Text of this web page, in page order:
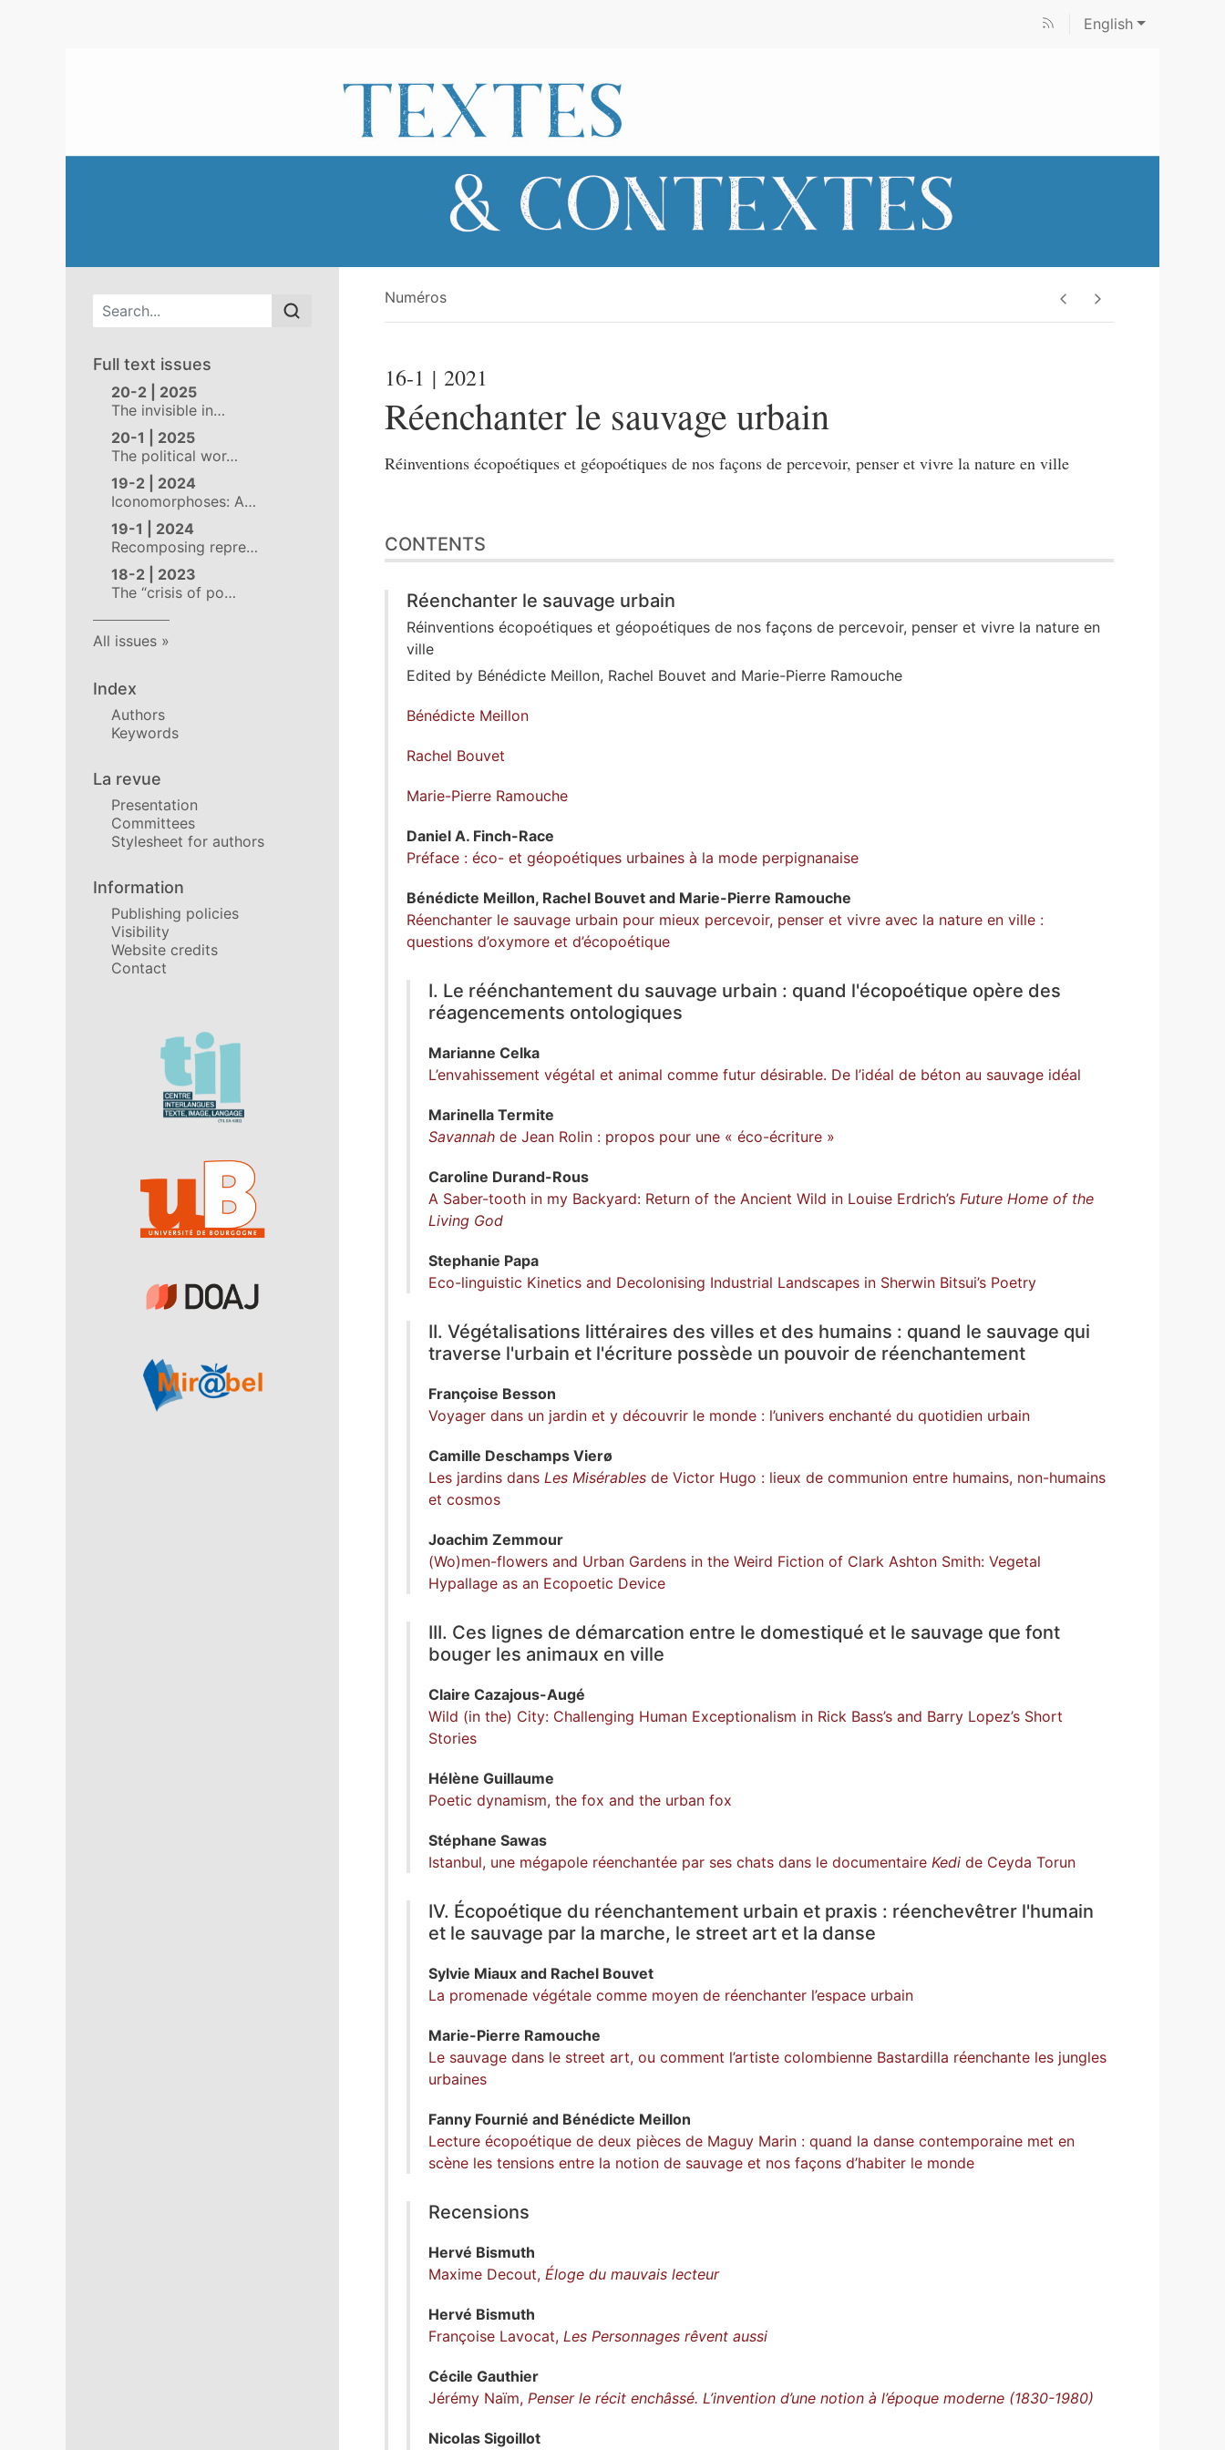
English
Main menu
Full text issues
20-2 | 2025
The invisible in…
20-1 | 2025
The political wor…
19-2 | 2024
Iconomorphoses: A…
19-1 | 2024
Recomposing repre…
18-2 | 2023
The “crisis of po…
All issues
Index
Authors
Keywords
La revue
Presentation
Committees
Stylesheet for authors
Information
Publishing policies
Visibility
Website credits
Contact
In collaboration with
Numéros
16-1 | 2021
Réenchanter le sauvage urbain
Réinventions écopoétiques et géopoétiques de nos façons de percevoir, penser et vivre la nature en ville
CONTENTS
Réenchanter le sauvage urbain
Réinventions écopoétiques et géopoétiques de nos façons de percevoir, penser et vivre la nature en
ville
Edited by Bénédicte Meillon, Rachel Bouvet and Marie-Pierre Ramouche
Bénédicte Meillon
Rachel Bouvet
Marie-Pierre Ramouche
Daniel A. Finch-Race
Préface : éco- et géopoétiques urbaines à la mode perpignanaise
Bénédicte Meillon, Rachel Bouvet and Marie-Pierre Ramouche
Réenchanter le sauvage urbain pour mieux percevoir, penser et vivre avec la nature en ville :
questions d’oxymore et d’écopoétique
I. Le réénchantement du sauvage urbain : quand l'écopoétique opère des
réagencements ontologiques
Marianne Celka
L’envahissement végétal et animal comme futur désirable. De l’idéal de béton au sauvage idéal
Marinella Termite
Savannah de Jean Rolin : propos pour une « éco-écriture »
Caroline Durand-Rous
A Saber-tooth in my Backyard: Return of the Ancient Wild in Louise Erdrich’s Future Home of the
Living God
Stephanie Papa
Eco-linguistic Kinetics and Decolonising Industrial Landscapes in Sherwin Bitsui’s Poetry
II. Végétalisations littéraires des villes et des humains : quand le sauvage qui
traverse l'urbain et l'écriture possède un pouvoir de réenchantement
Françoise Besson
Voyager dans un jardin et y découvrir le monde : l’univers enchanté du quotidien urbain
Camille Deschamps Vierø
Les jardins dans Les Misérables de Victor Hugo : lieux de communion entre humains, non-humains
et cosmos
Joachim Zemmour
(Wo)men-flowers and Urban Gardens in the Weird Fiction of Clark Ashton Smith: Vegetal
Hypallage as an Ecopoetic Device
III. Ces lignes de démarcation entre le domestiqué et le sauvage que font
bouger les animaux en ville
Claire Cazajous-Augé
Wild (in the) City: Challenging Human Exceptionalism in Rick Bass’s and Barry Lopez’s Short
Stories
Hélène Guillaume
Poetic dynamism, the fox and the urban fox
Stéphane Sawas
Istanbul, une mégapole réenchantée par ses chats dans le documentaire Kedi de Ceyda Torun
IV. Écopoétique du réenchantement urbain et praxis : réenchevêtrer l'humain
et le sauvage par la marche, le street art et la danse
Sylvie Miaux and Rachel Bouvet
La promenade végétale comme moyen de réenchanter l’espace urbain
Marie-Pierre Ramouche
Le sauvage dans le street art, ou comment l’artiste colombienne Bastardilla réenchante les jungles
urbaines
Fanny Fournié and Bénédicte Meillon
Lecture écopoétique de deux pièces de Maguy Marin : quand la danse contemporaine met en
scène les tensions entre la notion de sauvage et nos façons d’habiter le monde
Recensions
Hervé Bismuth
Maxime Decout, Éloge du mauvais lecteur
Hervé Bismuth
Françoise Lavocat, Les Personnages rêvent aussi
Cécile Gauthier
Jérémy Naïm, Penser le récit enchâssé. L’invention d’une notion à l’époque moderne (1830-1980)
Nicolas Sigoillot